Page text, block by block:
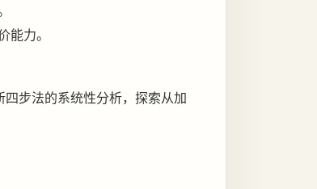
力。
步法的系统性分析，探索从加